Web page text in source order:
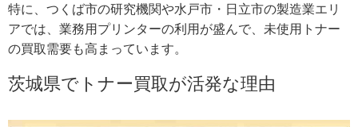
特に、つくば市の研究機関や水戸市・日立市の製造業エリ
アでは、業務用プリンターの利用が盛んで、未使用トナー
の買取需要も高まっています。
茨城県でトナー買取が活発な理由